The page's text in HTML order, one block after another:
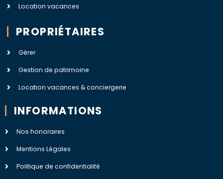
Location vacances
PROPRIÉTAIRES
Gérer
Gestion de patrimoine
Location vacances & conciergerie
INFORMATIONS
Nos honoraires
Mentions Légales
Politique de confidentialité